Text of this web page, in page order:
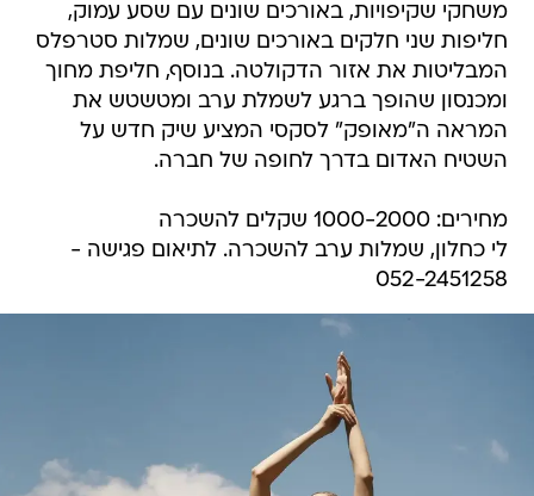
משחקי שקיפויות, באורכים שונים עם שסע עמוק,
חליפות שני חלקים באורכים שונים, שמלות סטרפלס
המבליטות את אזור הדקולטה. בנוסף, חליפת מחוך
ומכנסון שהופך ברגע לשמלת ערב ומטשטש את
המראה ה"מאופק" לסקסי המציע שיק חדש על
השטיח האדום בדרך לחופה של חברה.
מחירים: 1000-2000 שקלים להשכרה
לי כחלון, שמלות ערב להשכרה. לתיאום פגישה -
052-2451258